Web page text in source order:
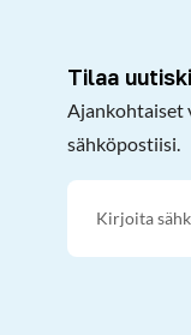
Tilaa
Ajankohtaiset
sähköpostiisi.